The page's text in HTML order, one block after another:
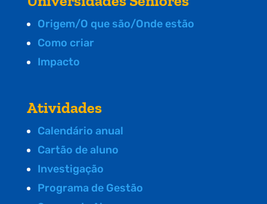
Origem/O que são/Onde estão
Como criar
Impacto
Atividades
Calendário anual
Cartão de aluno
Investigação
Programa de Gestão